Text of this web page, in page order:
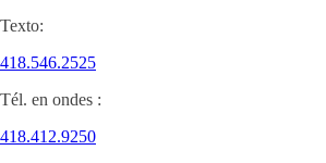
Texto:
418.546.2525
Tél. en ondes :
418.412.9250